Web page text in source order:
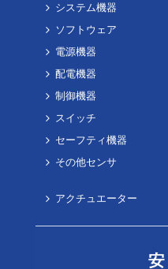
システム機器
ソフトウェア
電源機器
配電機器
制御機器
スイッチ
セーフティ機器
その他センサ
アクチュエーター